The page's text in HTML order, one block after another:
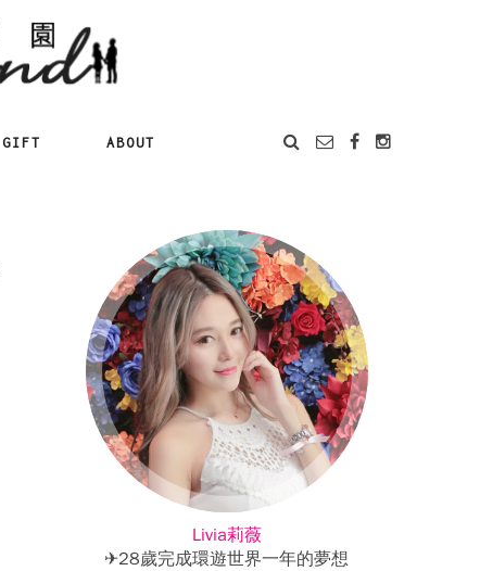
GIFT ABOUT
Livia莉薇
✈28歲完成環遊世界一年的夢想